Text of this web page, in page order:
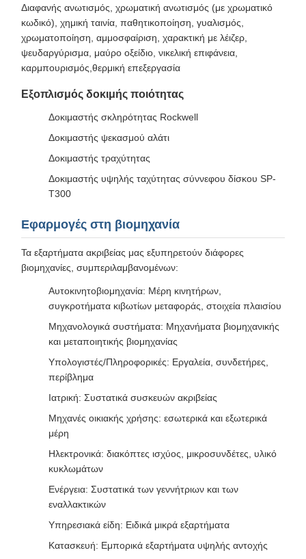
Διαφανής ανωτισμός, χρωματική ανωτισμός (με χρωματικό
κωδικό), χημική ταινία, παθητικοποίηση, γυαλισμός,
χρωματοποίηση, αμμοσφαίριση, χαρακτική με λέιζερ,
ψευδαργύρισμα, μαύρο οξείδιο, νικελική επιφάνεια,
καρμπουρισμός,θερμική επεξεργασία
Εξοπλισμός δοκιμής ποιότητας
Δοκιμαστής σκληρότητας Rockwell
Δοκιμαστής ψεκασμού αλάτι
Δοκιμαστής τραχύτητας
Δοκιμαστής υψηλής ταχύτητας σύννεφου δίσκου SP-
T300
Εφαρμογές στη βιομηχανία
Τα εξαρτήματα ακριβείας μας εξυπηρετούν διάφορες
βιομηχανίες, συμπεριλαμβανομένων:
Αυτοκινητοβιομηχανία: Μέρη κινητήρων,
συγκροτήματα κιβωτίων μεταφοράς, στοιχεία πλαισίου
Μηχανολογικά συστήματα: Μηχανήματα βιομηχανικής
και μεταποιητικής βιομηχανίας
Υπολογιστές/Πληροφορικές: Εργαλεία, συνδετήρες,
περίβλημα
Ιατρική: Συστατικά συσκευών ακριβείας
Μηχανές οικιακής χρήσης: εσωτερικά και εξωτερικά
μέρη
Ηλεκτρονικά: διακόπτες ισχύος, μικροσυνδέτες, υλικό
κυκλωμάτων
Ενέργεια: Συστατικά των γεννήτριων και των
εναλλακτικών
Υπηρεσιακά είδη: Ειδικά μικρά εξαρτήματα
Κατασκευή: Εμπορικά εξαρτήματα υψηλής αντοχής